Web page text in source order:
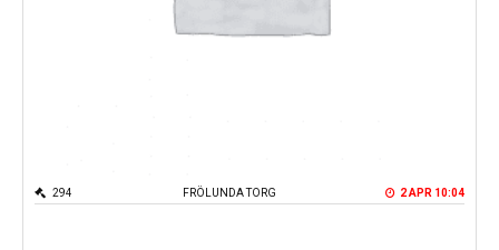
FRÖLUNDA TORG
294 2 APR 10:04